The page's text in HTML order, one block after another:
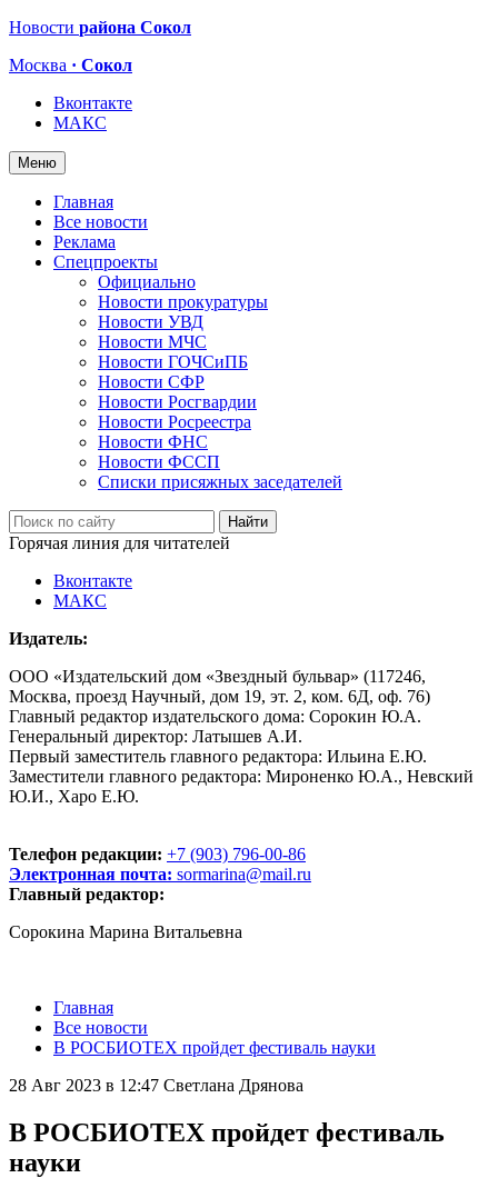
Новости района Сокол
Москва · Сокол
Вконтакте
МАКС
Меню
Главная
Все новости
Реклама
Спецпроекты
Официально
Новости прокуратуры
Новости УВД
Новости МЧС
Новости ГОЧСиПБ
Новости СФР
Новости Росгвардии
Новости Росреестра
Новости ФНС
Новости ФССП
Списки присяжных заседателей
Горячая линия для читателей
Вконтакте
МАКС
Издатель:
ООО «Издательский дом «Звездный бульвар» (117246,
Москва, проезд Научный, дом 19, эт. 2, ком. 6Д, оф. 76)
Главный редактор издательского дома: Сорокин Ю.А.
Генеральный директор: Латышев А.И.
Первый заместитель главного редактора: Ильина Е.Ю.
Заместители главного редактора: Мироненко Ю.А., Невский
Ю.И., Харо Е.Ю.
Телефон редакции: +7 (903) 796-00-86
Электронная почта: sormarina@mail.ru
Главный редактор:
Сорокина Марина Витальевна
Главная
Все новости
В РОСБИОТЕХ пройдет фестиваль науки
28 Авг 2023 в 12:47 Светлана Дрянова
В РОСБИОТЕХ пройдет фестиваль
науки